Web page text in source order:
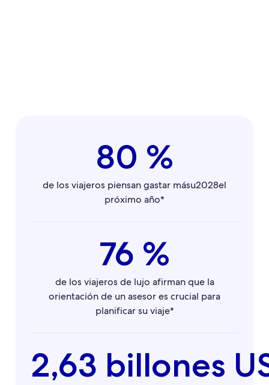
80 %
de los viajeros piensan gastar másu2028el
próximo año*
76 %
de los viajeros de lujo afirman que la
orientación de un asesor es crucial para
planificar su viaje*
2,63 billones